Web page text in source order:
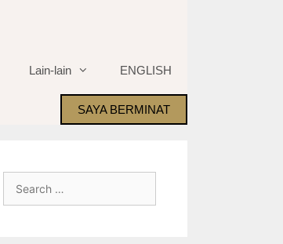
Lain-lain ENGLISH
SAYA BERMINAT
for: